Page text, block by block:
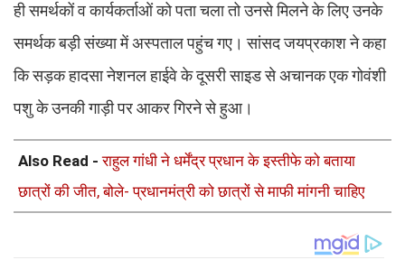
ही समर्थकों व कार्यकर्ताओं को पता चला तो उनसे मिलने के लिए उनके
समर्थक बड़ी संख्या में अस्पताल पहुंच गए। सांसद जयप्रकाश ने कहा
कि सड़क हादसा नेशनल हाईवे के दूसरी साइड से अचानक एक गोवंशी
पशु के उनकी गाड़ी पर आकर गिरने से हुआ।
Also Read -राहुल गांधी ने धर्मेंद्र प्रधान के इस्तीफे को बताया
छात्रों की जीत, बोले- प्रधानमंत्री को छात्रों से माफी मांगनी चाहिए